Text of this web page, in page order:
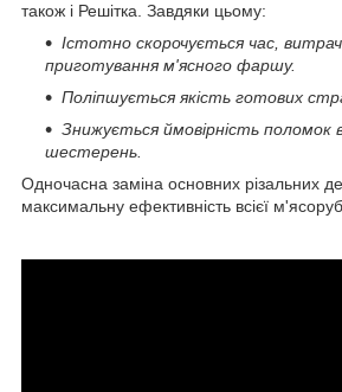
також і Решітка. Завдяки цьому:
Істотно скорочується час,
приготування м'ясного фаршу.
Поліпшується якість готових
Знижується ймовірність поломок
шестерень.
Одночасна заміна основних різальних
максимальну ефективність всієї